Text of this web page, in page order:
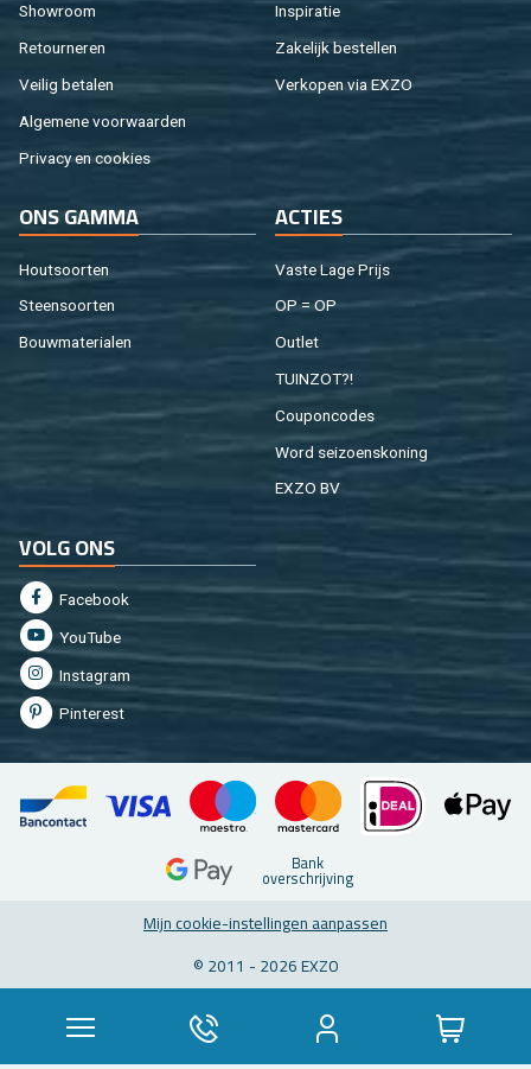
Show­room
Re­tour­ne­ren
Vei­lig be­ta­len
Al­ge­me­ne voor­waar­den
Pri­va­cy en coo­kies
In­spi­ra­tie
Za­ke­lijk be­stel­len
Ver­ko­pen via EXZO
ONS GAMMA
Hout­soor­ten
Steen­soor­ten
Bouw­ma­te­ri­a­len
AC­TIES
Vaste Lage Prijs
OP = OP
Out­let
TUIN­ZOT?!
Cou­pon­co­des
Word sei­zoens­ko­ning
EXZO BV
VOLG ONS
Fa­cebook
You­Tu­be
In­st­agram
Pin­te­rest
Bank
over­schrij­ving
Mijn coo­kie-in­stel­lin­gen aan­pas­sen
© 2011 - 2026 EXZO